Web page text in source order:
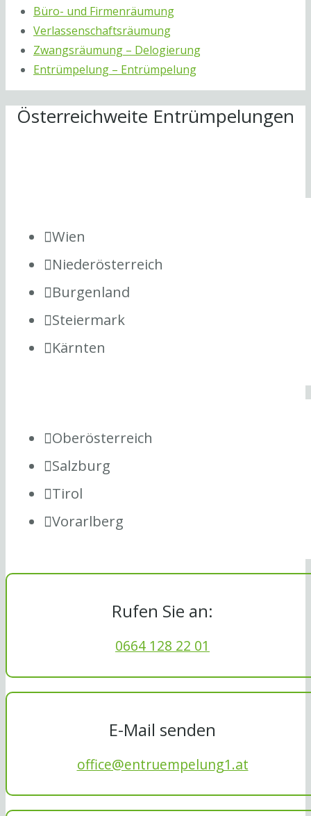
Büro- und Firmenräumung
Verlassenschaftsräumung
Zwangsräumung – Delogierung
Entrümpelung – Entrümpelung
Österreichweite Entrümpelungen
Wien
Niederösterreich
Burgenland
Steiermark
Kärnten
Oberösterreich
Salzburg
Tirol
Vorarlberg
Rufen Sie an:
0664 128 22 01
E-Mail senden
office@entruempelung1.at